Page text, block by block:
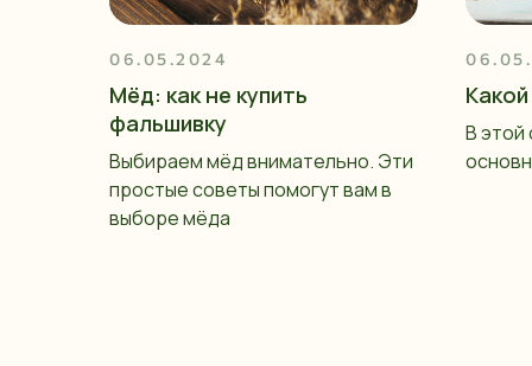
06.05.2024
Мёд: как не купить
фальшивку
Выбираем мёд внимательно. Эти
простые советы помогут вам в
выборе мёда
В этой